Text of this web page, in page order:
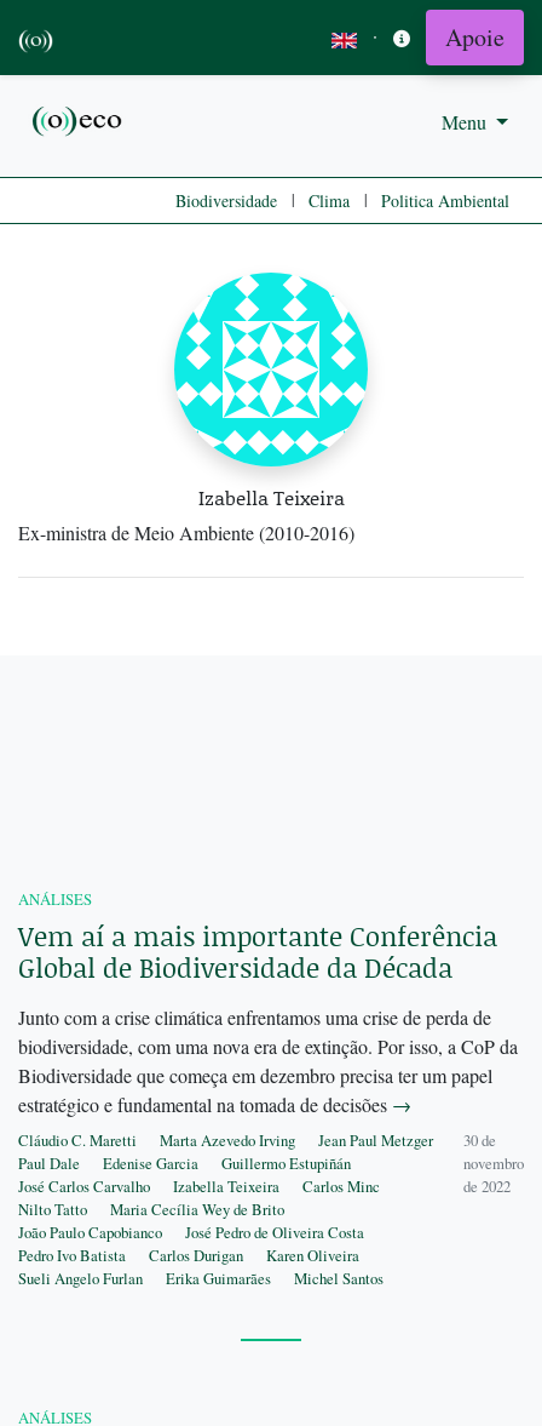
· Apoie
Menu
Biodiversidade | Clima | Politica Ambiental
Izabella Teixeira
Ex-ministra de Meio Ambiente (2010-2016)
ANÁLISES
Vem aí a mais importante Conferência
Global de Biodiversidade da Década
Junto com a crise climática enfrentamos uma crise de perda de
biodiversidade, com uma nova era de extinção. Por isso, a CoP da
Biodiversidade que começa em dezembro precisa ter um papel
estratégico e fundamental na tomada de decisões →
Cláudio C. Maretti Marta Azevedo Irving
Jean Paul Metzger
Paul Dale
Edenise Garcia
Guillermo Estupiñán
José Carlos Carvalho
Izabella Teixeira
Carlos Minc
Nilto Tatto
Maria Cecília Wey de Brito
João Paulo Capobianco
José Pedro de Oliveira Costa
Pedro Ivo Batista
Carlos Durigan
Karen Oliveira
Sueli Angelo Furlan
Erika Guimarães Michel Santos
30 de
novembro
de 2022
ANÁLISES